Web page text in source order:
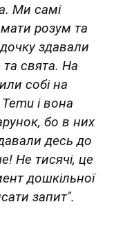
Ми самі
розум та
здавали
та свята. На
собі на
і вона
бо в них
десь до
Не тисячі, це
дошкільної
запит".